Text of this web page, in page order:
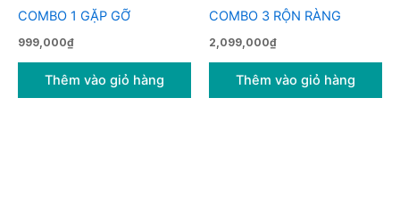
COMBO 1 GẶP GỠ
999,000₫
Thêm vào giỏ hàng
COMBO 3 RỘN RÀNG
2,099,000₫
Thêm vào giỏ hàng